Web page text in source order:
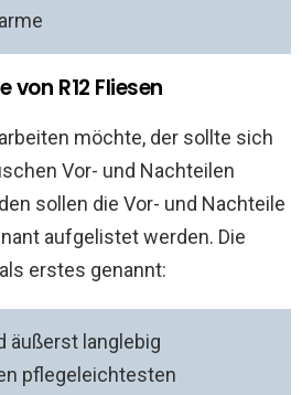
R12 Fliesen
möchte, der sollte sich
Vor- und Nachteilen
sollen die Vor- und Nachteile
aufgelistet werden. Die
erstes genannt:
äußerst langlebig
pflegeleichtesten